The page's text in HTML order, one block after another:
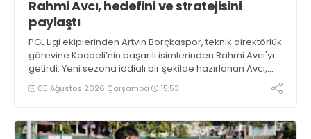
Rahmi Avcı, hedefini ve stratejisini
paylaştı
PGL Ligi ekiplerinden Artvin Borçkaspor, teknik direktörlük
görevine Kocaeli’nin başarılı isimlerinden Rahmi Avcı'yı
getirdi. Yeni sezona iddialı bir şekilde hazırlanan Avcı,
duygularını aktardı.
05 Ağustos 2026 Çarşamba 15:53